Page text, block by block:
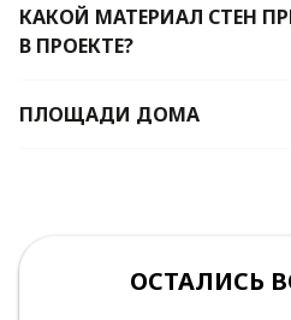
КАКОЙ МАТЕРИАЛ СТЕН
В ПРОЕКТЕ?
ПЛОЩАДИ ДОМА
ОСТАЛИСЬ